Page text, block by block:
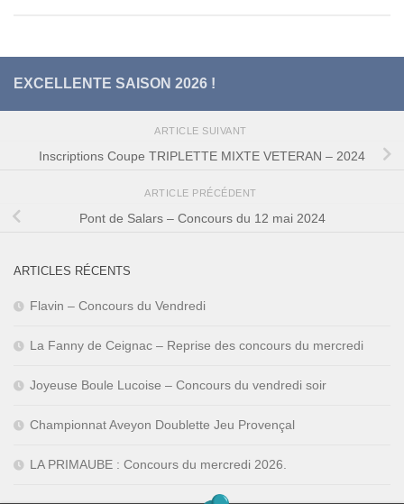
EXCELLENTE SAISON 2026 !
ARTICLE SUIVANT
Inscriptions Coupe TRIPLETTE MIXTE VETERAN – 2024
ARTICLE PRÉCÉDENT
Pont de Salars – Concours du 12 mai 2024
ARTICLES RÉCENTS
Flavin – Concours du Vendredi
La Fanny de Ceignac – Reprise des concours du mercredi
Joyeuse Boule Lucoise – Concours du vendredi soir
Championnat Aveyon Doublette Jeu Provençal
LA PRIMAUBE : Concours du mercredi 2026.